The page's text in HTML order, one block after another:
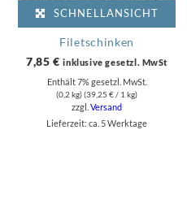
SCHNELLANSICHT
Filetschinken
7,85€ inklusive gesetzl. MwSt
Enthält 7% gesetzl. MwSt.
(0,2 kg) (39,25€/ 1 kg)
zzgl.Versand
Lieferzeit: ca. 5 Werktage